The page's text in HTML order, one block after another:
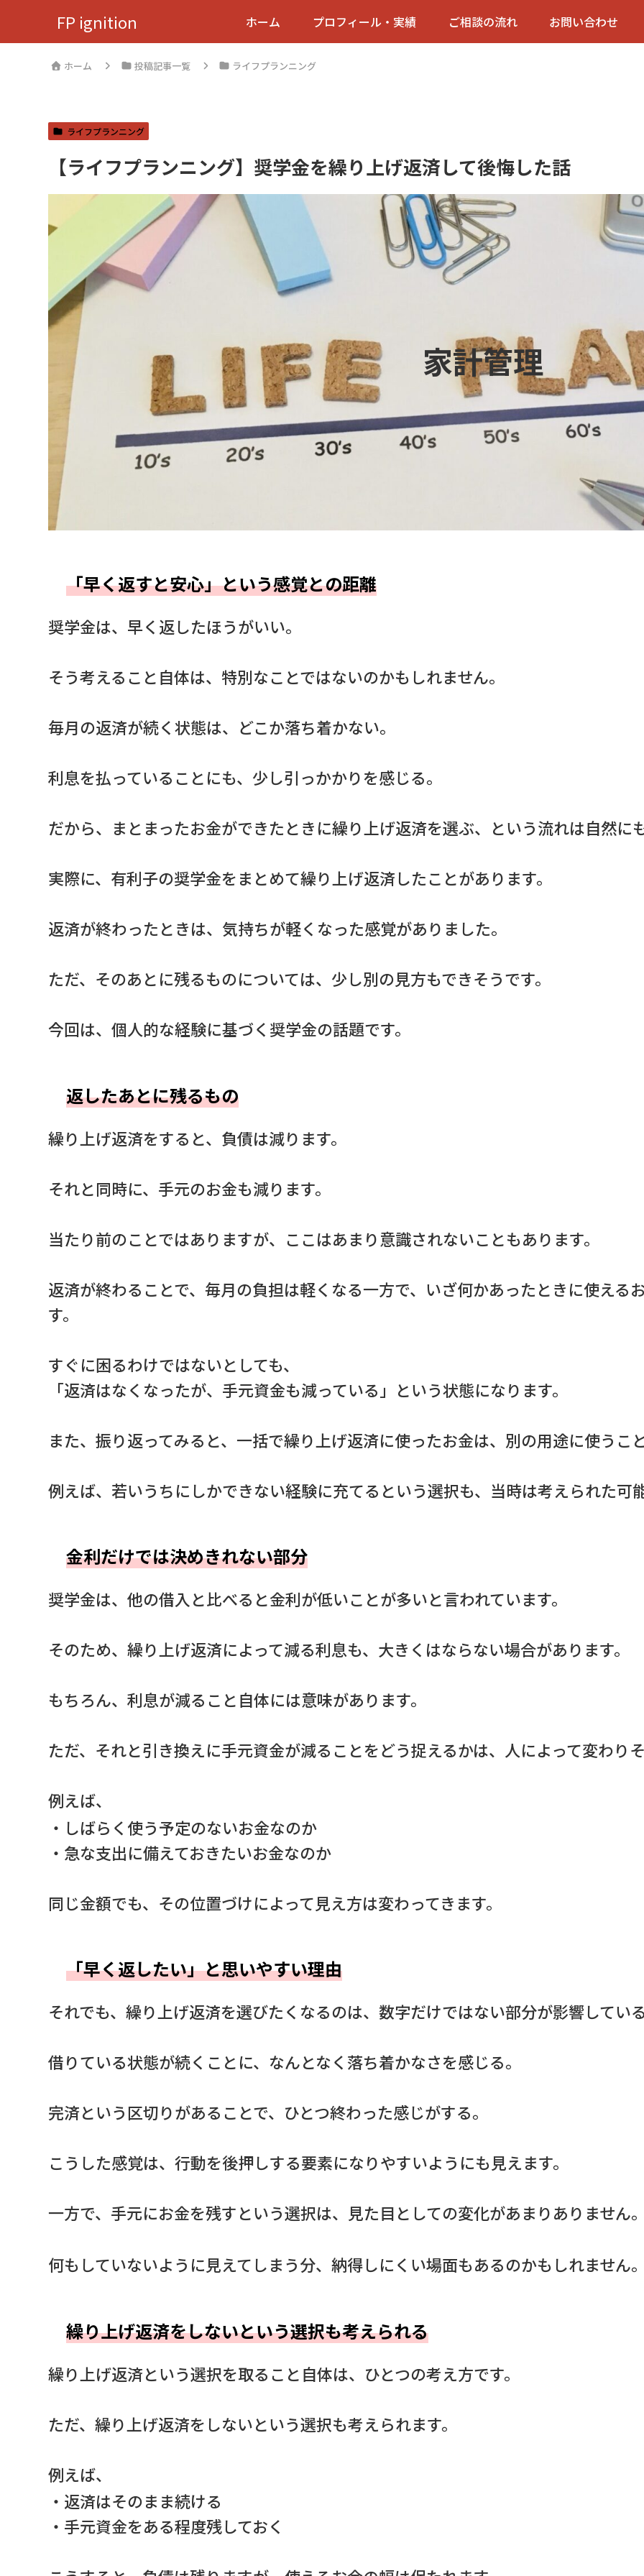
FP ignition ホーム プロフィール・実績 ご相談の流れ お問い合わせ
ホーム 投稿記事一覧 ライフプランニング
ライフプランニング
【ライフプランニング】奨学金を繰り上げ返済して後悔した話
家計管理
「早く返すと安心」という感覚との距離
奨学金は、早く返したほうがいい。
そう考えること自体は、特別なことではないのかもしれません。
毎月の返済が続く状態は、どこか落ち着かない。
利息を払っていることにも、少し引っかかりを感じる。
だから、まとまったお金ができたときに繰り上げ返済を選ぶ、という流れは自然に
実際に、有利子の奨学金をまとめて繰り上げ返済したことがあります。
返済が終わったときは、気持ちが軽くなった感覚がありました。
ただ、そのあとに残るものについては、少し別の見方もできそうです。
今回は、個人的な経験に基づく奨学金の話題です。
返したあとに残るもの
繰り上げ返済をすると、負債は減ります。
それと同時に、手元のお金も減ります。
当たり前のことではありますが、ここはあまり意識されないこともあります。
返済が終わることで、毎月の負担は軽くなる一方で、いざ何かあったときに使える
す。
すぐに困るわけではないとしても、
「返済はなくなったが、手元資金も減っている」という状態になります。
また、振り返ってみると、一括で繰り上げ返済に使ったお金は、別の用途に使うこ
例えば、若いうちにしかできない経験に充てるという選択も、当時は考えられた可
金利だけでは決めきれない部分
奨学金は、他の借入と比べると金利が低いことが多いと言われています。
そのため、繰り上げ返済によって減る利息も、大きくはならない場合があります。
もちろん、利息が減ること自体には意味があります。
ただ、それと引き換えに手元資金が減ることをどう捉えるかは、人によって変わりそ
例えば、
・しばらく使う予定のないお金なのか
・急な支出に備えておきたいお金なのか
同じ金額でも、その位置づけによって見え方は変わってきます。
「早く返したい」と思いやすい理由
それでも、繰り上げ返済を選びたくなるのは、数字だけではない部分が影響してい
借りている状態が続くことに、なんとなく落ち着かなさを感じる。
完済という区切りがあることで、ひとつ終わった感じがする。
こうした感覚は、行動を後押しする要素になりやすいようにも見えます。
一方で、手元にお金を残すという選択は、見た目としての変化があまりありません。
何もしていないように見えてしまう分、納得しにくい場面もあるのかもしれません。
繰り上げ返済をしないという選択も考えられる
繰り上げ返済という選択を取ること自体は、ひとつの考え方です。
ただ、繰り上げ返済をしないという選択も考えられます。
例えば、
・返済はそのまま続ける
・手元資金をある程度残しておく